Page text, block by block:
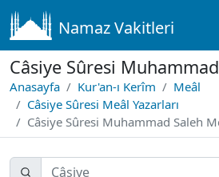
Namaz Vakitleri
Câsiye Sûresi
Anasayfa Kur'an-ı Kerîm
Meâl
Câsiye Sûresi Meâl Yazarları
Câsiye Sûresi Muhammad Saleh